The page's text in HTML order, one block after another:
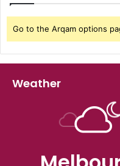
Go to the Arqam options
Weather